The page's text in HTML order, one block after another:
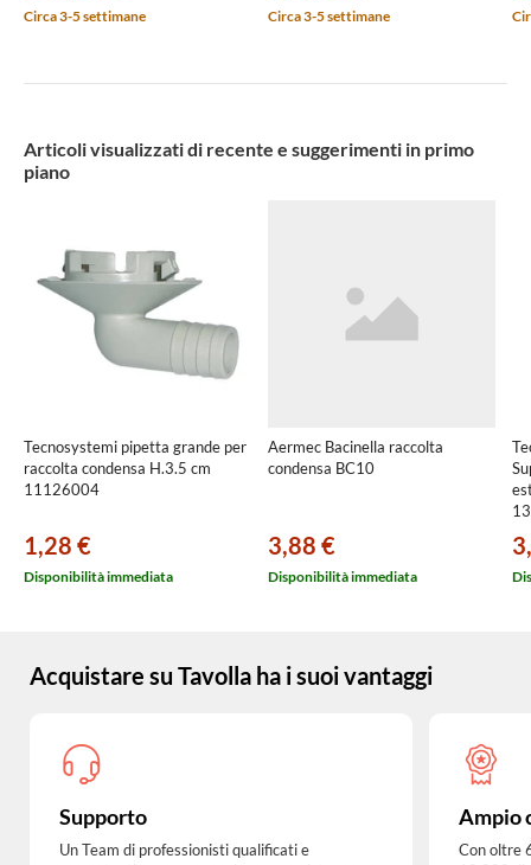
Circa 3-5 settimane Circa 3-5 settimane
Articoli visualizzati di recente e suggerimenti in primo
piano
Tecnosystemi pipetta grande per
raccolta condensa H.3.5 cm
11126004
1,28 €
Disponibilità immediata
Aermec Bacinella raccolta
condensa BC10
3,88 €
Disponibilità immediata
Acquistare su Tavolla ha i suoi vantaggi
Supporto
Un Team di professionisti qualificati e
Ampio
Con oltre